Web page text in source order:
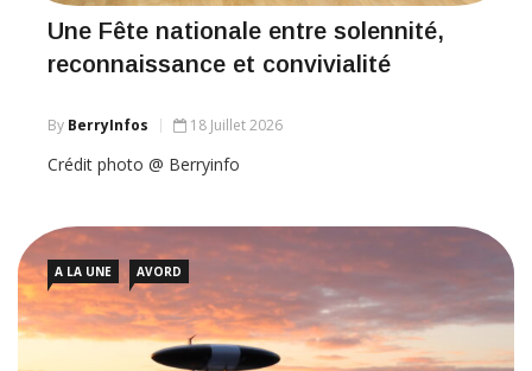
Une Fête nationale entre solennité,
reconnaissance et convivialité
By BerryInfos 18 Juillet 2026
Crédit photo @ Berryinfo
A LA UNE AVORD